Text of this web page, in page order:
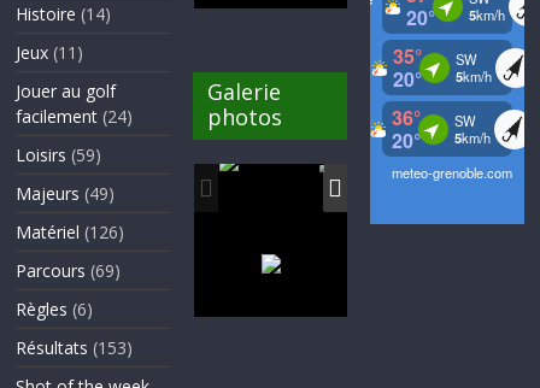
Histoire (14)
Jeux (11)
Jouer au golf
facilement (24)
Loisirs (59)
Majeurs (49)
Matériel (126)
Parcours (69)
Règles (6)
Résultats (153)
Galerie
photos